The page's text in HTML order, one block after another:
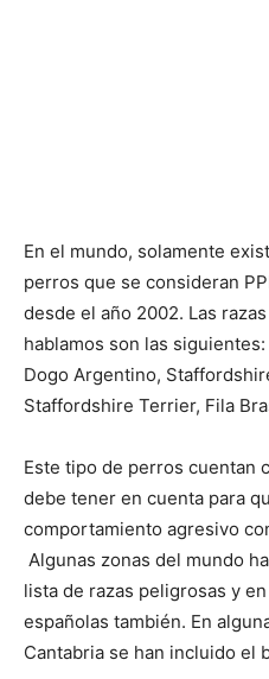
En el mundo, solamente
perros que se consideran
desde el año 2002. Las
hablamos son las
Dogo Argentino,
Staffordshire Terrier, Fila
Este tipo de perros cuentan
debe tener en cuenta para
comportamiento agresivo
Algunas zonas del mundo
lista de razas peligrosas y
españolas también. En
Cantabria se han incluido el